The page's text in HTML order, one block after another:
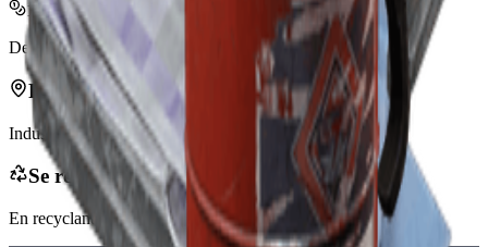
1,000
Dernière mise à jour
Peut se trouver dans
Industriel
Se recycle en
En recyclant, vous recevrez -100 moins Pièces de Raider